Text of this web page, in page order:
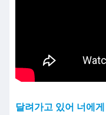
달려가고 있어 너에게